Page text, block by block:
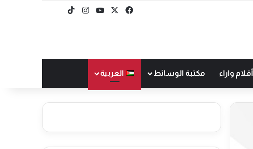
فيسبوك ‫YouTubeانستقرام
أقلام واراء مكتبة الوسائط العربية